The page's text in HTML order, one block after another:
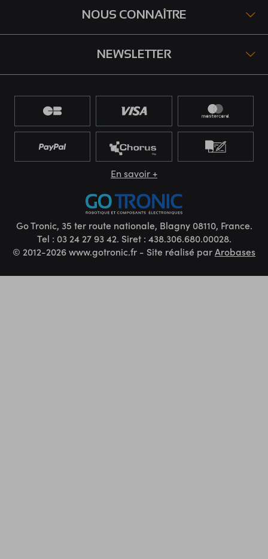
NOUS CONNAÎTRE
NEWSLETTER
En savoir +
Go Tronic, 35 ter route nationale, Blagny 08110, France.
Tel : 03 24 27 93 42. Siret : 438.306.680.00028.
© 2012-2026 www.gotronic.fr - Site réalisé parArobases